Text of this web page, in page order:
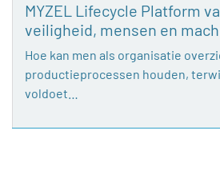
MYZEL Lifecycle Platform
veiligheid, mensen en
Hoe kan men als organisatie
productieprocessen houden,
voldoet…